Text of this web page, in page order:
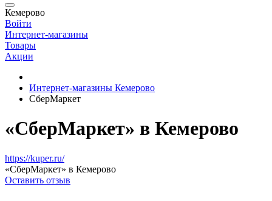
Кемерово
Войти
Интернет-магазины
Товары
Акции
Интернет-магазины Кемерово
СберМаркет
«СберМаркет» в Кемерово
https://kuper.ru/
«СберМаркет» в Кемерово
Оставить отзыв